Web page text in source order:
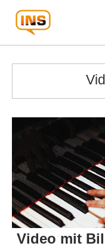
Video mit